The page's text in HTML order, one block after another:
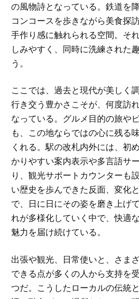
の風物詩となっている。鉄道を
コンコースを歩きながら美食探
手作り感に触れられる空間。そ
しみやすく、同時に洗練された
う。
ここでは、過去と現代が美しく
行き交う豊かさこそが、何度訪
なっている。グルメ目的の旅や
も、この地ならではの心に残る
くれる。駅の改札内外には、初
かりやすい案内表示や多言語サ
り、観光サポートカウンターも
い歴史を歩んできた反面、変化
で、日に日にその姿を磨き上げ
れが多様化していく中で、快適
魅力を届け続けている。
出張や観光、日常使いと、さま
できる点が多くの人から支持を
つだ。こうしたローカルの伝統